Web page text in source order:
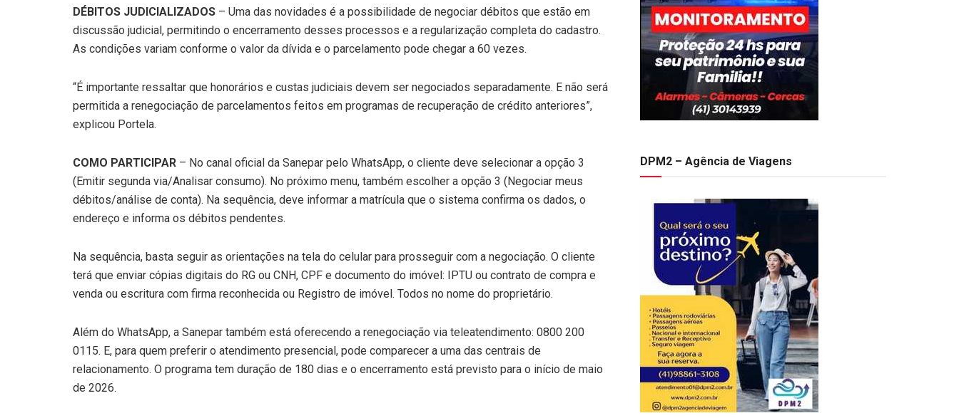
DÉBITOS JUDICIALIZADOS – Uma das novidades é a possibilidade de negociar débitos que estão em
discussão judicial, permitindo o encerramento desses processos e a regularização completa do cadastro.
As condições variam conforme o valor da dívida e o parcelamento pode chegar a 60 vezes.
“É importante ressaltar que honorários e custas judiciais devem ser negociados separadamente. E não será
permitida a renegociação de parcelamentos feitos em programas de recuperação de crédito anteriores”,
explicou Portela.
COMO PARTICIPAR – No canal oficial da Sanepar pelo WhatsApp, o cliente deve selecionar a opção 3
(Emitir segunda via/Analisar consumo). No próximo menu, também escolher a opção 3 (Negociar meus
débitos/análise de conta). Na sequência, deve informar a matrícula que o sistema confirma os dados, o
endereço e informa os débitos pendentes.
Na sequência, basta seguir as orientações na tela do celular para prosseguir com a negociação. O cliente
terá que enviar cópias digitais do RG ou CNH, CPF e documento do imóvel: IPTU ou contrato de compra e
venda ou escritura com firma reconhecida ou Registro de imóvel. Todos no nome do proprietário.
Além do WhatsApp, a Sanepar também está oferecendo a renegociação via teleatendimento: 0800 200
0115. E, para quem preferir o atendimento presencial, pode comparecer a uma das centrais de
relacionamento. O programa tem duração de 180 dias e o encerramento está previsto para o início de maio
de 2026.
DPM2 – Agência de Viagens